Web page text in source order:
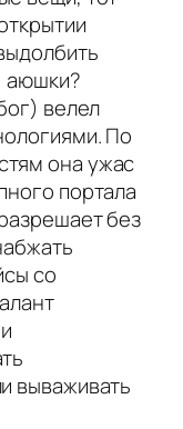
аюшки?
велел
По
она ужас
портала
без
со
вываживать